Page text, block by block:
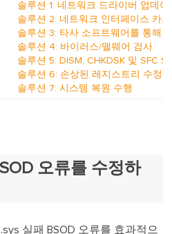
솔루션 1: 네트워크 드라이버 업데
솔루션 2: 네트워크 인터페이스 카
솔루션 3: 타사 소프트웨어를 통해
솔루션 4: 바이러스/맬웨어 검사
솔루션 5: DISM, CHKDSK 및 SFC
솔루션 6: 손상된 레지스트리 수정
솔루션 7: 시스템 복원 수행
오류를 수정하
실패 BSOD 오류를 효과적으